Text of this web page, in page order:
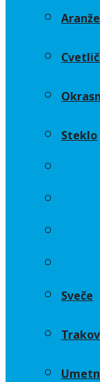
Steklo
Sveče